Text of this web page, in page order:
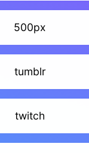
500px
tumblr
twitch